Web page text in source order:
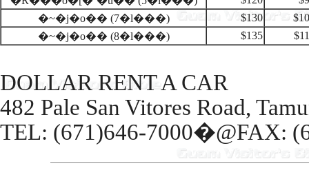
�~�j�o�� (7�l���)
$130
�~�j�o�� (8�l���)
$135
DOLLAR RENT A CAR
482 Pale San Vitores Road,
TEL: (671)646-7000�@FAX: